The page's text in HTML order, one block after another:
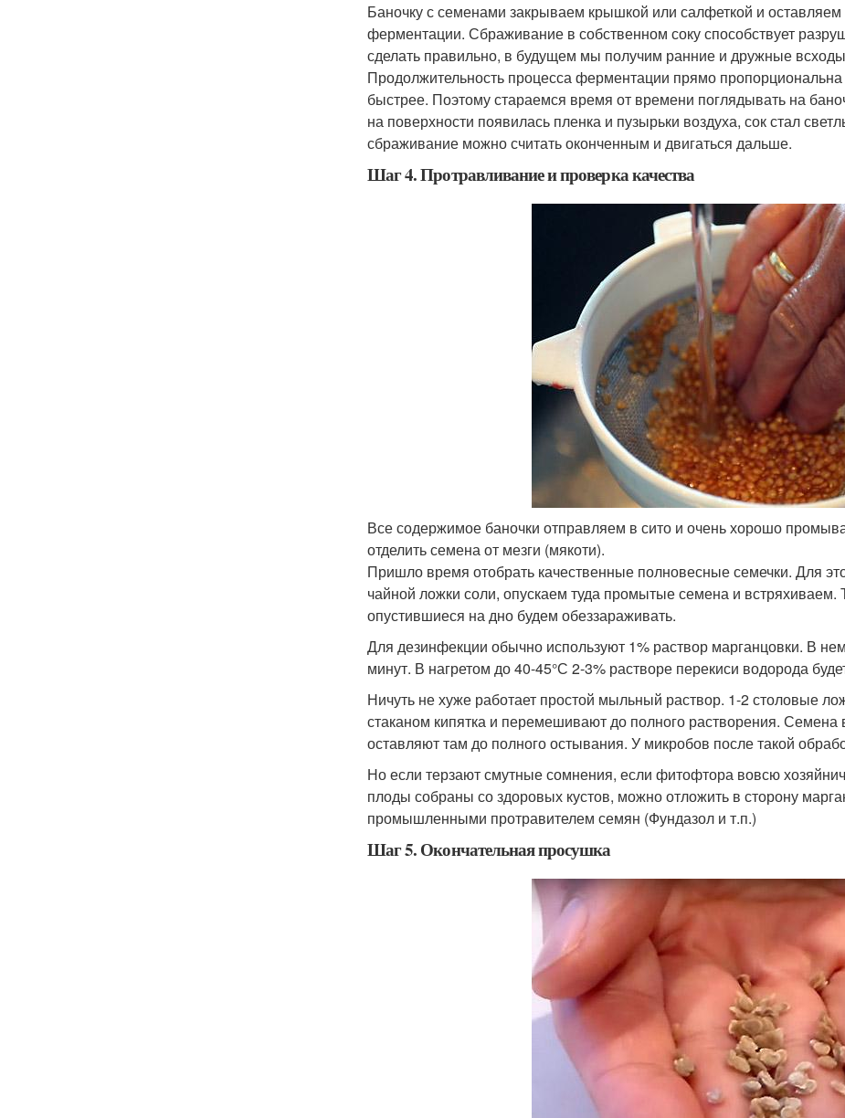
Баночку с семенами закрываем крышкой или салфеткой и
ферментации. Сбраживание в собственном соку способствует
сделать правильно, в будущем мы получим ранние и дружные
Продолжительность процесса ферментации прямо
быстрее. Поэтому стараемся время от времени поглядывать на
на поверхности появилась пленка и пузырьки воздуха, сок стал
сбраживание можно считать оконченным и двигаться дальше.
Шаг 4. Протравливание и проверка качества
Все содержимое баночки отправляем в сито и очень хорошо
отделить семена от мезги (мякоти).
Пришло время отобрать качественные полновесные семечки. Для
чайной ложки соли, опускаем туда промытые семена и
опустившиеся на дно будем обеззараживать.
Для дезинфекции обычно используют 1% раствор марганцовки. В
минут. В нагретом до 40-45°С 2-3% растворе перекиси водорода
Ничуть не хуже работает простой мыльный раствор. 1-2 столовые
стаканом кипятка и перемешивают до полного растворения.
оставляют там до полного остывания. У микробов после такой
Но если терзают смутные сомнения, если фитофтора вовсю
плоды собраны со здоровых кустов, можно отложить в сторону
промышленными протравителем семян (Фундазол и т.п.)
Шаг 5. Окончательная просушка